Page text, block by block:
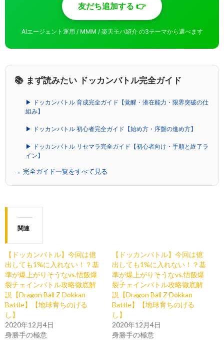
友だち追加する 👉
AIエージェント運用 / MMM / 楽天モバ紹介 の3テーマから選べます
📚 まず読みたい ドッカンバトル完全ガイド
▶ ドッカンバトル 育成完全ガイド【覚醒・潜在能力・限界突破の仕
組み】
▶ ドッカンバトル 初心者完全ガイド【始め方・序盤の進め方】
▶ ドッカンバトル リセマラ完全ガイド【初心者向け・手順と終了ラ
イン】
→ 完全ガイド一覧をすべて見る
関連
【ドッカンバトル】今回は億
出しても1%に入れない！？基
準が爆上がりそうなvs.悟飯爆
裂チェインバトル攻略徹底解
説【Dragon Ball Z Dokkan
Battle】【地球育ちのげる
し】
2020年12月4日
身勝手の極意
【ドッカンバトル】今回は億
出しても1%に入れない！？基
準が爆上がりそうなvs.悟飯爆
裂チェインバトル攻略徹底解
説【Dragon Ball Z Dokkan
Battle】【地球育ちのげる
し】
2020年12月4日
身勝手の極意